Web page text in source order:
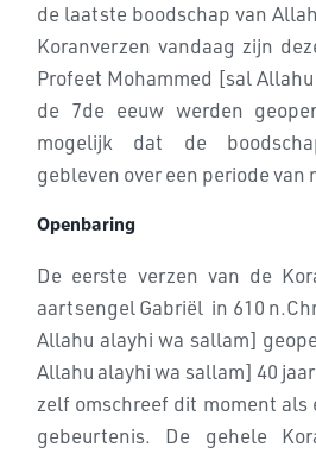
de laatste boodschap van
Koranverzen vandaag zijn
Profeet Mohammed [sal
de 7de eeuw werden
mogelijk dat de
gebleven over een periode van
Openbaring
De eerste verzen van de
aartsengel Gabriël in 610
Allahu alayhi wa sallam]
Allahu alayhi wa sallam] 40
zelf omschreef dit moment als
gebeurtenis. De gehele